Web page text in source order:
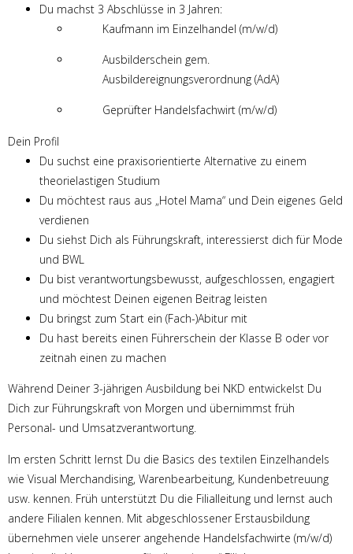
Du machst 3 Abschlüsse in 3 Jahren:
Kaufmann im Einzelhandel (m/w/d)
Ausbilderschein gem.
Ausbildereignungsverordnung (AdA)
Geprüfter Handelsfachwirt (m/w/d)
Dein Profil
Du suchst eine praxisorientierte Alternative zu einem
theorielastigen Studium
Du möchtest raus aus „Hotel Mama“ und Dein eigenes Geld
verdienen
Du siehst Dich als Führungskraft, interessierst dich für Mode
und BWL
Du bist verantwortungsbewusst, aufgeschlossen, engagiert
und möchtest Deinen eigenen Beitrag leisten
Du bringst zum Start ein (Fach-)Abitur mit
Du hast bereits einen Führerschein der Klasse B oder vor
zeitnah einen zu machen
Während Deiner 3-jährigen Ausbildung bei NKD entwickelst Du
Dich zur Führungskraft von Morgen und übernimmst früh
Personal- und Umsatzverantwortung.
Im ersten Schritt lernst Du die Basics des textilen Einzelhandels
wie Visual Merchandising, Warenbearbeitung, Kundenbetreuung
usw. kennen. Früh unterstützt Du die Filialleitung und lernst auch
andere Filialen kennen. Mit abgeschlossener Erstausbildung
übernehmen viele unserer angehende Handelsfachwirte (m/w/d)